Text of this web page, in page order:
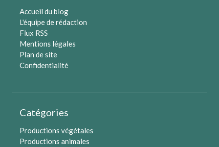
Accueil du blog
L'équipe de rédaction
Flux RSS
Mentions légales
Plan de site
Confidentialité
Catégories
Productions végétales
Productions animales